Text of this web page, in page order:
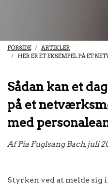
FORSIDE
ARTIKLER
HER ER ET EKSEMPEL PÅ ET
Sådan kan et
på et
med
Af Pia Fuglsang Bach, juli
Styrken ved at melde sig